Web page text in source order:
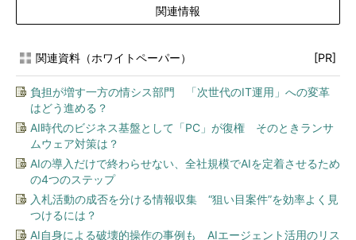
関連情報
関連資料（ホワイトペーパー） [PR]
負担が増す一方の情シス部門 「次世代のIT運用」への変革
はどう進める？
AI時代のビジネス基盤として「PC」が復権 そのときランサ
ムウェア対策は？
AIの導入だけで終わらせない、全社規模でAIを定着させるため
の4つのステップ
入札活動の成否を分ける情報収集 “狙い目案件”を効率よく見
つけるには？
AI自身による破壊的操作の事例も AIエージェント活用のリス